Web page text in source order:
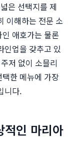
은 선택지를 제
이해하는 전문 소
애호가는 물론
인업을 갖추고 있
저 없이 소믈리
한 메뉴에 가장
니다.
적인 마리아